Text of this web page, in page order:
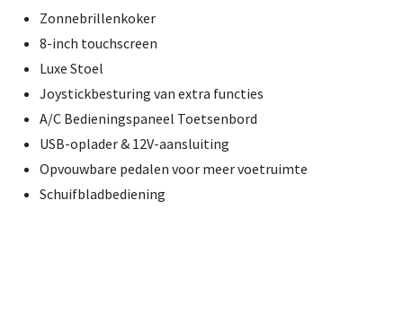
Zonnebrillenkoker
8-inch touchscreen
Luxe Stoel
Joystickbesturing van extra functies
A/C Bedieningspaneel Toetsenbord
USB-oplader & 12V-aansluiting
Opvouwbare pedalen voor meer voetruimte
Schuifbladbediening